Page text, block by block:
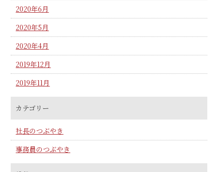
2020年6月
2020年5月
2020年4月
2019年12月
2019年11月
カテゴリー
社長のつぶやき
事務員のつぶやき